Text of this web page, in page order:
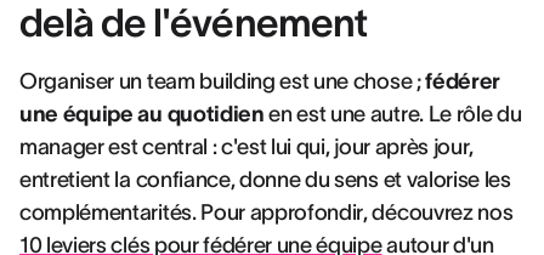
delà de l'événement
Organiser un team building est une chose ;fédérer
une équipe au quotidien en est une autre. Le rôle du
manager est central : c'est lui qui, jour après jour,
entretient la confiance, donne du sens et valorise les
complémentarités. Pour approfondir, découvrez nos
10 leviers clés pour fédérer une équipeautour d'un